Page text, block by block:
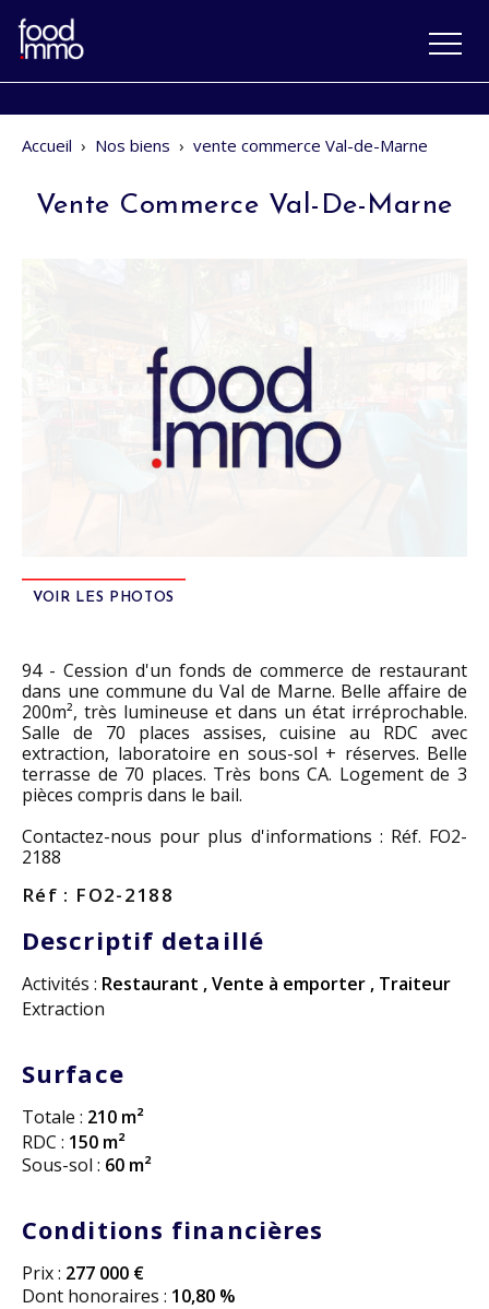
Accueil › Nos biens › vente commerce Val-de-Marne
Vente Commerce Val-De-Marne
VOIR LES PHOTOS
94 - Cession d'un fonds de commerce de restaurant
dans une commune du Val de Marne. Belle affaire de
200m², très lumineuse et dans un état irréprochable.
Salle de 70 places assises, cuisine au RDC avec
extraction, laboratoire en sous-sol + réserves. Belle
terrasse de 70 places. Très bons CA. Logement de 3
pièces compris dans le bail.
Contactez-nous pour plus d'informations : Réf. FO2-
2188
Réf : FO2-2188
Descriptif detaillé
Activités : Restaurant ,Vente à emporter , Traiteur
Extraction
Surface
Totale : 210 m²
RDC : 150 m²
Sous-sol : 60 m²
Conditions financières
Prix : 277 000 €
Dont honoraires : 10,80 %